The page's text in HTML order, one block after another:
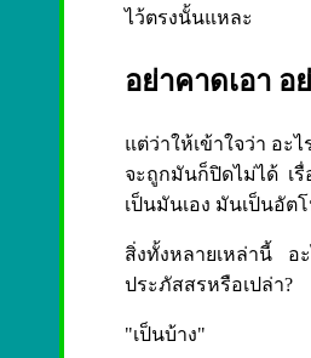
ไว้ตรงนั้นแหละ
อย่าคาดเอา อ
แต่ว่าให้เข้าใจว่า อะ
จะถูกมันก็ปิดไม่ได้ เ
เป็นมันเอง มันเป็นอัต
สิ่งทั้งหลายเหล่านี้ อ
ประภัสสรหรือเปล่า?
"เป็นบ้าง"